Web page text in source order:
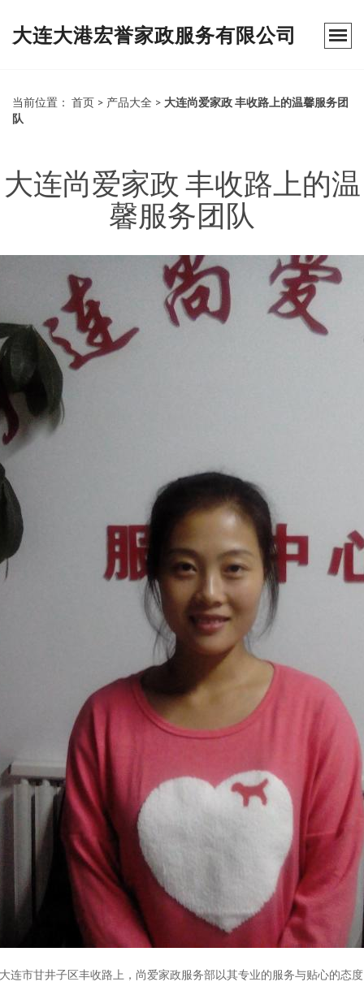
大连大港宏誉家政服务有限公司
当前位置： 首页 > 产品大全 > 大连尚爱家政 丰收路上的温馨服务团
队
大连尚爱家政 丰收路上的温
馨服务团队
连市甘井子区丰收路上，尚爱家政服务部以其专业的服务与贴心的态